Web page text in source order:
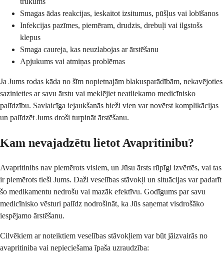
Smagas ādas reakcijas, ieskaitot izsitumus, pūšļus vai lobīšanos
Infekcijas pazīmes, piemēram, drudzis, drebuļi vai ilgstošs
klepus
Smaga caureja, kas neuzlabojas ar ārstēšanu
Apjukums vai atmiņas problēmas
Ja Jums rodas kāda no šīm nopietnajām blakusparādībām, nekavējoties
sazinieties ar savu ārstu vai meklējiet neatliekamo medicīnisko
palīdzību. Savlaicīga iejaukšanās bieži vien var novērst komplikācijas
un palīdzēt Jums droši turpināt ārstēšanu.
Kam nevajadzētu lietot Avapritinibu?
Avapritinibs nav piemērots visiem, un Jūsu ārsts rūpīgi izvērtēs, vai tas
ir piemērots tieši Jums. Daži veselības stāvokļi un situācijas var padarīt
šo medikamentu nedrošu vai mazāk efektīvu. Godīgums par savu
medicīnisko vēsturi palīdz nodrošināt, ka Jūs saņemat visdrošāko
iespējamo ārstēšanu.
Cilvēkiem ar noteiktiem veselības stāvokļiem var būt jāizvairās no
avapritiniba vai nepieciešama īpaša uzraudzība: